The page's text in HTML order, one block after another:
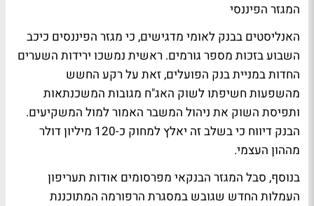
המגזר הפיננסי
האנליסטים בבנק לאומי מדגישים, כי מגזר הפיננסים כיכב
השבוע בזכות מספר גורמים. ראשית נמשכו ירידות השערים
החדות במניית בנק הפועלים, זאת על רקע החשש
מהשפעות חשיפתו לשוק האג"ח מגובות המשכנתאות
ותפיסת השוק את ניהול המשבר האמור למול המשקיעים.
הבנק דיווח כי בשלב זה יאלץ למחוק כ-120 מיליון דולר
מההון העצמי.
בנוסף, סבל המגזר הבנקאי מפרסומים אודות תעריפון
העמלות החדש שגובש במסגרת הרפורמה המתוכננת